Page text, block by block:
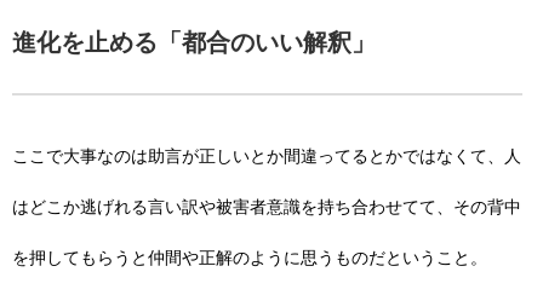
進化を止める「都合のいい解釈」
ここで大事なのは助言が正しいとか間違ってるとかではなくて、人
はどこか逃げれる言い訳や被害者意識を持ち合わせてて、その背中
を押してもらうと仲間や正解のように思うものだということ。